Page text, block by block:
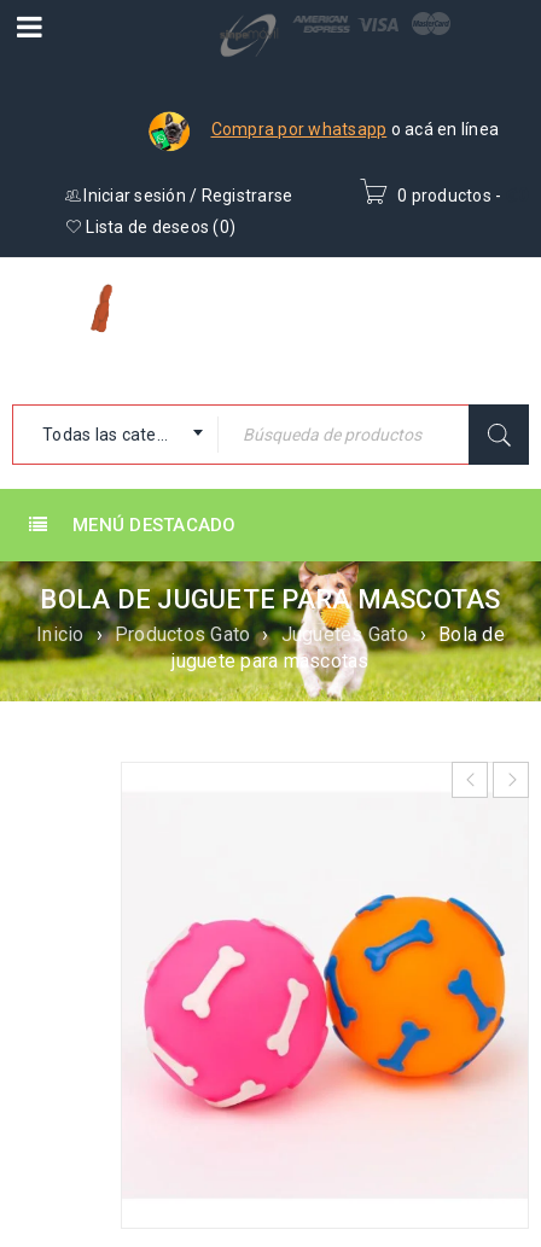
Compra por whatsapp o acá en línea
0 productos -
Iniciar sesión / Registrarse
Lista de deseos (0)
Todas las categorías
MENÚ DESTACADO
BOLA DE JUGUETE PARA MASCOTAS
Inicio › Productos Gato › Juguetes Gato › Bola de
juguete para mascotas